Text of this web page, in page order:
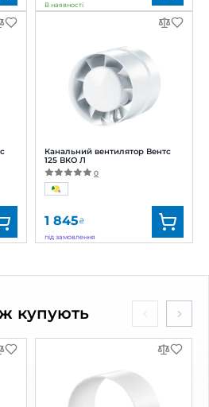
В наявності
Вентс
0000217027
Діаметр:
125 мм
Потужність:
Рівень
шуму:
Канальний вентилятор Вентс
125 ВКО Л
0
1 845₴
під замовлення
Артикул: 0000217069
125 мм
Потужність:
38 дБ(А)
купують